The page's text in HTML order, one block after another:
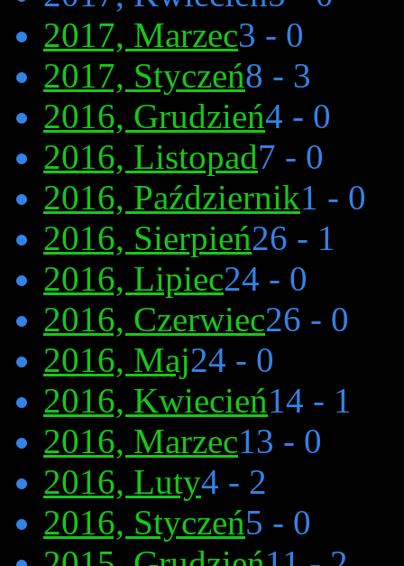
2017, Marzec3 - 0
2017, Styczeń8 - 3
2016, Grudzień4 - 0
2016, Listopad7 - 0
2016, Październik1 - 0
2016, Sierpień26 - 1
2016, Lipiec24 - 0
2016, Czerwiec26 - 0
2016, Maj24 - 0
2016, Kwiecień14 - 1
2016, Marzec13 - 0
2016, Luty4 - 2
2016, Styczeń5 - 0